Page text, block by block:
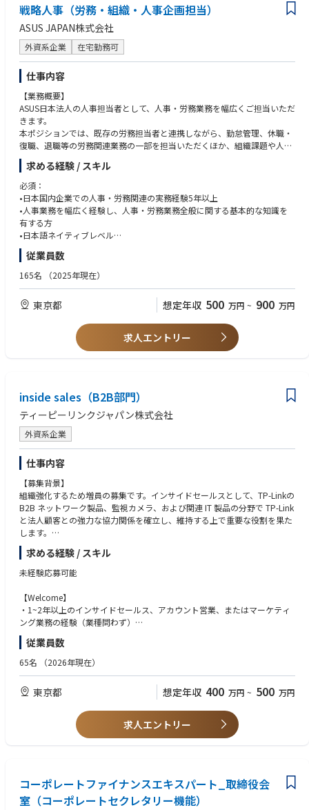
戦略人事（労務・組織・人事企画担当）
ASUS JAPAN株式会社
外資系企業 在宅勤務可
仕事内容
【業務概要】
ASUS日本法人の人事担当者として、人事・労務業務を幅広くご担当いただ
きます。
本ポジションでは、既存の労務担当者と連携しながら、勤怠管理、休職・
復職、退職等の労務関連業務の一部を担当いただくほか、組織課題や人事
課題の分析、人員配置・組織体制の検討、人事施策の企画・実行など、幅
広い人事業務に携わっていただきます。
また、経営層や各部門責任者と連携し、組織戦略や人材戦略の観点から、
組織・人員に関する課題を整理し、改善施策の企画・実行を推進していた
だきます。PIP（Performance Improvement Plan）や組織改編、人員最適
化等の人事施策にも関わり、事業成長を支える戦略人事としてご活躍いた
だくことを期待しています。
して主体的に取り組み、幅広い人事経験を積むことができるポジションで
す。
人事業務全般・HR企画
•組織および人事課題の分析、課題解決に向けた施策の企画・実行
•経営層および各部門責任者との連携による人事課題の解決支援
労務管理
•既存の労務担当者と連携した労務関連業務の一部担当
•勤怠管理、休職・復職、退職等に関する各種対応
•従業員からの労務関連相談への対応および関係部署との調整
•労務関連業務における課題の把握および業務改善の推進
組織・人員戦略
•事業戦略に基づく人員計画、人員配置および組織体制・組織編制の企
画・提案
•組織および人員に関する課題の分析、組織開発・人員最適化に向けた施
策の立案・実行
•組織改編等の組織・人事施策の企画・推進
•PIP（Performance Improvement Plan）等の人事施策への対応・推進
求める経験 / スキル
必須：
•日本国内企業での人事・労務関連の実務経験5年以上
•人事業務を幅広く経験し、人事・労務業務全般に関する基本的な知識を
有する方
•日本語ネイティブレベル
•英語ビジネス会話可能なレベル もしくは 中国語ビジネスレベル＋英語日
常会話レベル（読み書き聞き取り）
•組織人事、人事企画またはHRBPとしての実務経験
•PIP（Performance Improvement Plan）、人員最適化に関する実務経験
•外資系企業またはグローバル企業での人事経験
従業員数
165名 （2025年現在）
東京都 想定年収 500 万円 ~ 900 万円
求人エントリー
inside sales（B2B部門）
ティーピーリンクジャパン株式会社
外資系企業
仕事内容
【募集背景】
組織強化するため増員の募集です。インサイドセールスとして、TP-Linkの
B2B ネットワーク製品、監視カメラ、および関連 IT 製品の分野で TP-Link
と法人顧客との強力な協力関係を確立し、維持する上で重要な役割を果た
します。
【主たる役割・業務内容】
・顧客より問い合わせメール/電話の対応
・顧客のスクリーニングとコラボレーション機会の評価
・新規顧客開拓のサポート等。
求める経験 / スキル
未経験応募可能
【Welcome】
・1~2年以上のインサイドセールス、アカウント営業、またはマーケティ
ング業務の経験（業種問わず）
・コミュニケーション能力、優秀なビジネススキルを持っていて、マルチ
タスク業務をプレッシャーに負けず遂行できる方。
従業員数
65名 （2026年現在）
東京都 想定年収 400 万円 ~ 500 万円
求人エントリー
コーポレートファイナンスエキスパート_取締役会
室（コーポレートセクレタリー機能）